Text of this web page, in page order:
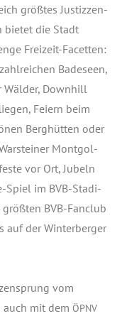
größ­tes Jus­tiz­zen­
bie­tet die Stadt
Frei­zeit-Facet­ten:
Bade­seen,
Wäl­der, Downhill
Fei­ern beim
Berg­hüt­ten oder
Mont­gol­
vor Ort, Jubeln
Spiel im BVB-Sta­di­
BVB-Fan­club
auf der Win­ter­ber­ger
vom
mit dem ÖPNV